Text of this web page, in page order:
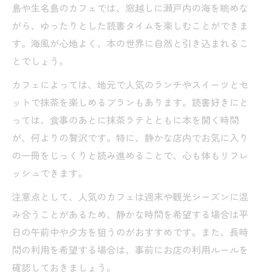
島や生名島のカフェでは、窓越しに瀬戸内の海を眺めな
がら、ゆったりとした読書タイムを楽しむことができま
す。海風が心地よく、本の世界に自然と引き込まれるこ
とでしょう。
カフェによっては、地元で人気のランチやスイーツとセ
ットで抹茶を楽しめるプランもあります。読書好きにと
っては、食事のあとに抹茶ラテとともに本を開く時間
が、何よりの贅沢です。特に、静かな店内でお気に入り
の一冊をじっくりと読み進めることで、心も体もリフレ
ッシュできます。
注意点として、人気のカフェは週末や観光シーズンに混
み合うことがあるため、静かな時間を希望する場合は平
日の午前中や夕方を狙うのがおすすめです。また、長時
間の利用を希望する場合は、事前にお店の利用ルールを
確認しておきましょう。